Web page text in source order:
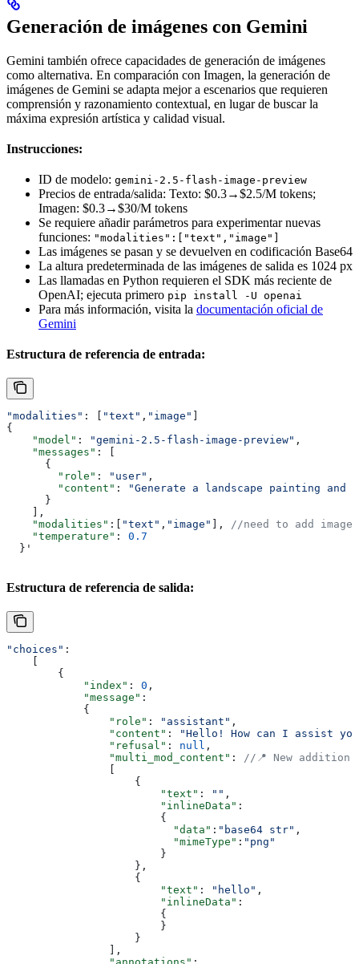
Generación de imágenes con Gemini
Gemini también ofrece capacidades de generación de imágenes
como alternativa. En comparación con Imagen, la generación de
imágenes de Gemini se adapta mejor a escenarios que requieren
comprensión y razonamiento contextual, en lugar de buscar la
máxima expresión artística y calidad visual.
Instrucciones:
ID de modelo: gemini-2.5-flash-image-preview
Precios de entrada/salida: Texto: $0.3→$2.5/M tokens;
Imagen: $0.3→$30/M tokens
Se requiere añadir parámetros para experimentar nuevas
funciones: "modalities":["text","image"]
Las imágenes se pasan y se devuelven en codificación Base64
La altura predeterminada de las imágenes de salida es 1024 px
Las llamadas en Python requieren el SDK más reciente de
OpenAI; ejecuta primero pip install -U openai
Para más información, visita la documentación oficial de
Gemini
Estructura de referencia de entrada:
"modalities" : [ "text" , "image"
{
    "model"
: "gemini-2.5-flash-image-preview" ,
    "messages"
: [
      {
        "role"
: "user" ,
        "content"
:
"Generate a landscape painting
      }
    ],
    "modalities"
:[ "text" , "image" ], //need to add image
    "temperature"
: 0.7
  }'
Estructura de referencia de salida:
"choices" :
        {
            "index"
: 0 ,
            "message"
:
            {
                "role"
: "assistant" ,
                "content"
:
"Hello! How can I assist
                "refusal"
: null ,
                "multi_mod_content"
: //📍 New addition
                    {
                        "text"
: "" ,
                        "inlineData"
:
                        {
                          "data"
: "base64 str" ,
                          "mimeType"
: "png"
                        }
                    },
                    {
                        "text"
: "hello" ,
                        "inlineData"
:
                        {
                        }
                    }
                ],